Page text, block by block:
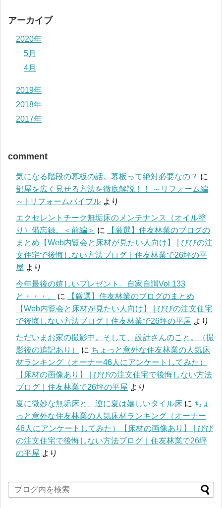
アーカイブ
2020年
5月
4月
2019年
2018年
2017年
comment
気になる階段の幕板の話。幕板って絶対必要なの？ に
部屋を広く見せる方法を徹底解説！！ ～リフォーム編
～ | リフォームバイブル より
エクセレントチーク無垢床のメンテナンス（オイル塗
り）備忘録。＜前編＞ に
【厳選】住友林業のブログの
まとめ【Web内覧会と床材が見たい人向け】 | びびの注
文住宅で後悔しない方法ブログ｜住友林業で26坪の平
屋 より
今年最後の嬉しいプレゼント。自家自讃Vol.133
と・・・。
に
【厳選】住友林業のブログのまとめ
【Web内覧会と床材が見たい人向け】 | びびの注文住宅
で後悔しない方法ブログ｜住友林業で26坪の平屋 より
ただいまお家の撮影中。そして、設計さんのこと。（撮
影後の追記あり）
に ちょっと意外な住友林業の人気床
材ランキング（オーナー46人にアンケートしてみた）
【床材の画像あり】 | びびの注文住宅で後悔しない方法
ブログ｜住友林業で26坪の平屋 より
夏に微妙な無垢床と、逆に夏は嬉しいタイル床 に ちょ
っと意外な住友林業の人気床材ランキング（オーナー
46人にアンケートしてみた）【床材の画像あり】 | びび
の注文住宅で後悔しない方法ブログ｜住友林業で26坪
の平屋 より